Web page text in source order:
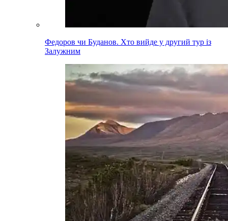
Федоров чи Буданов. Хто вийде у другий тур із
Залужним